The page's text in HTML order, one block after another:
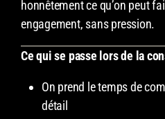
honnêtement ce qu’on peut
engagement, sans pression.
Ce qui se passe lors de la
On prend le temps de
détail